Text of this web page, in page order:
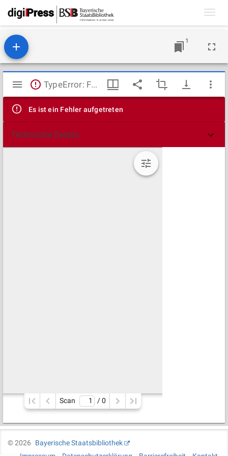
1
Mirador
Viewer
TypeError: Failed to fetch
Es ist ein Fehler aufgetreten
Technische Details
Scan / 0
©2026
Bayerische Staatsbibliothek